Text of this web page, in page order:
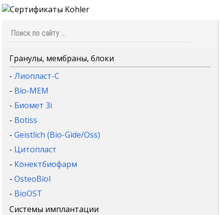
Гранулы, мембраны, блоки
-Лиопласт-С
- Bio-MEM
- Биомет 3i
- Botiss
-Geistlich (Bio-Gide/Oss)
- Цитопласт
- Конектбиофарм
-OsteoBiol
- BioOST
Системы имплантации